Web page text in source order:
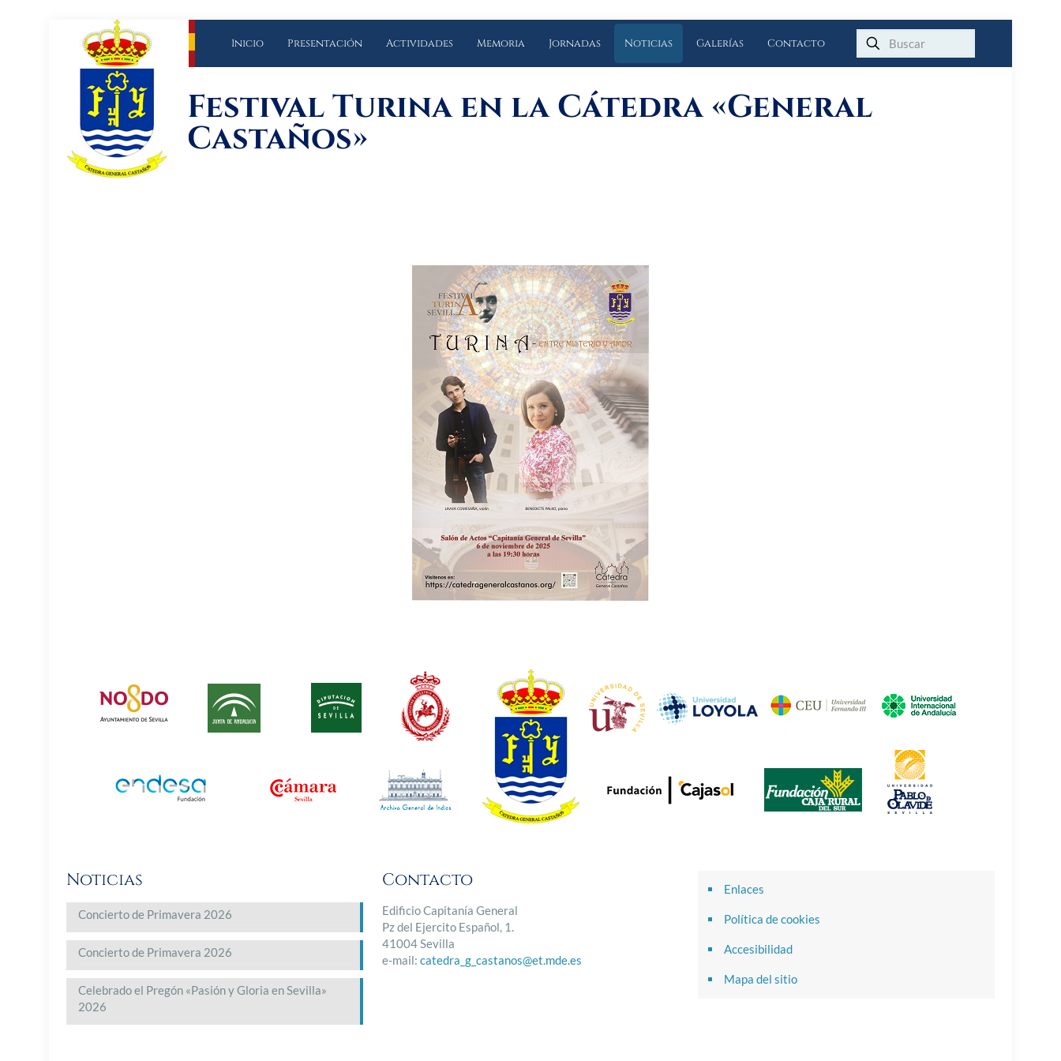
Inicio Presentación Actividades Memoria Jornadas Noticias Galerías Contacto
Festival Turina en la Cátedra «General
Castaños»
Noticias
Concierto de Primavera 2026
Concierto de Primavera 2026
Celebrado el Pregón «Pasión y Gloria en Sevilla»
2026
Contacto
Edificio Capitanía General
Pz del Ejercito Español, 1.
41004 Sevilla
e-mail: catedra_g_castanos@et.mde.es
Enlaces
Política de cookies
Accesibilidad
Mapa del sitio